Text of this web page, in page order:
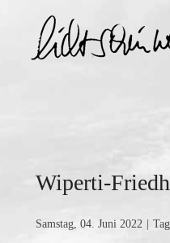
Inhalt
springen
Wiperti-
Samstag, 04. Juni 2022